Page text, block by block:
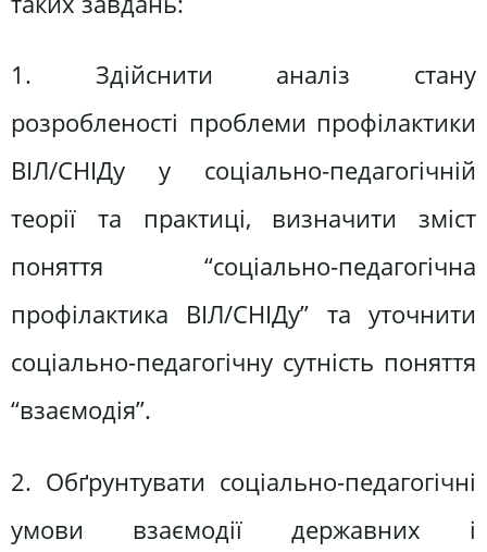
1. Здійснити аналіз стану
розробленості проблеми профілактики
ВІЛ/СНІДу у соціально-педагогічній
теорії та практиці, визначити зміст
поняття “соціально-педагогічна
профілактика ВІЛ/СНІДу” та уточнити
соціально-педагогічну сутність поняття
“взаємодія”.
2. Обґрунтувати соціально-педагогічні
умови взаємодії державних і